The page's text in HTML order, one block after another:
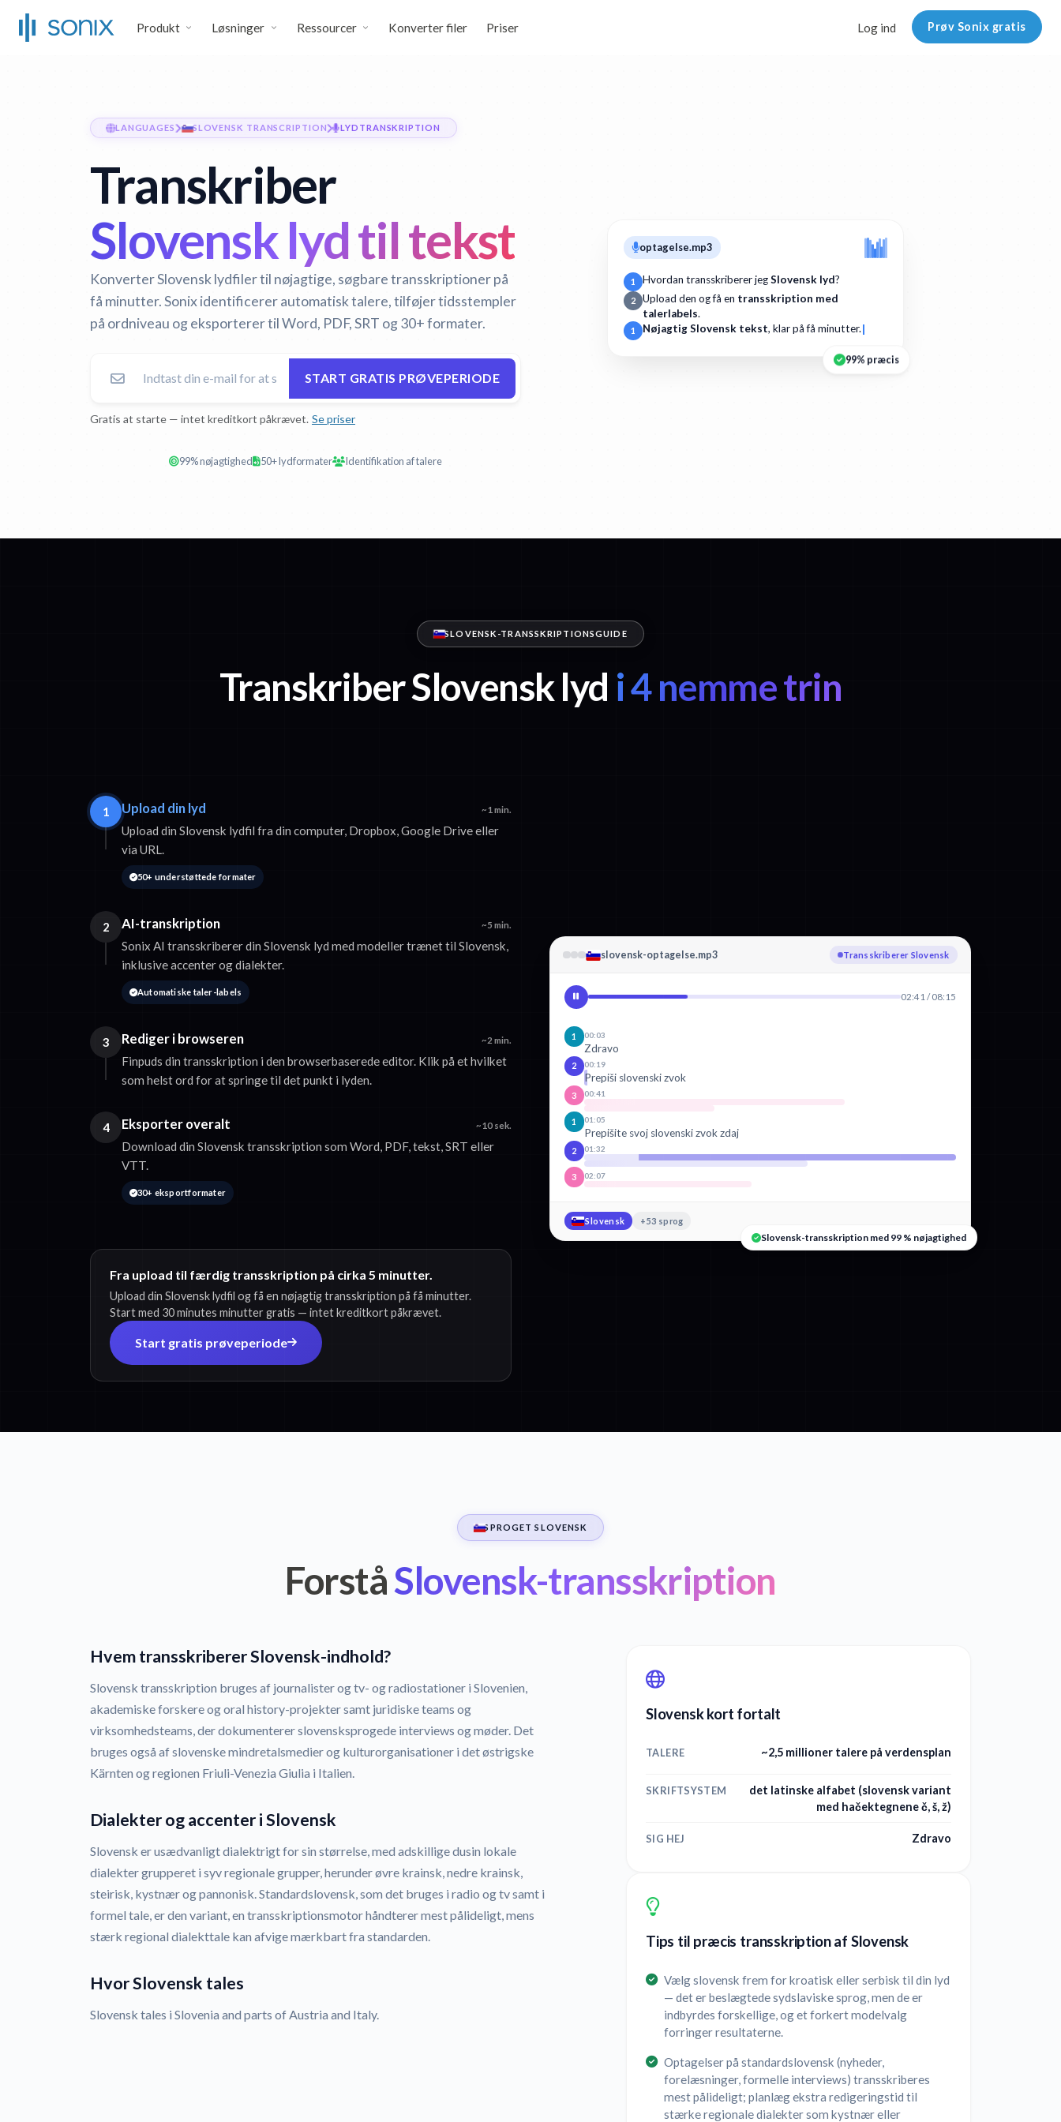
Produkt Løsninger Ressourcer Konverter filer Priser Log ind Prøv Sonix gratis
LANGUAGES SLOVENSK TRANSCRIPTION LYDTRANSKRIPTION
Transkriber
Slovensk lyd til tekst
Konverter Slovensk lydfiler til nøjagtige, søgbare transskriptioner på
få minutter. Sonix identificerer automatisk talere, tilføjer tidsstempler
på ordniveau og eksporterer til Word, PDF, SRT og 30+ formater.
START GRATIS PRØVEPERIODE
Gratis at starte — intet kreditkort påkrævet. Se priser
99% nøjagtighed 50+ lydformater Identifikation af talere
optagelse.mp3
1 Hvordan transskriberer jegSlovensk lyd?
2 Upload den og få en transskription med
talerlabels.
1 Nøjagtig Slovensk tekst, klar på få minutter.
99% præcis
SLOVENSK-TRANSSKRIPTIONSGUIDE
Transkriber Slovensk lyd i 4 nemme trin
1 Upload din lyd ~1 min.
Upload din Slovensk lydfil fra din computer, Dropbox, Google Drive eller
via URL.
50+ understøttede formater
2 AI-transkription ~5 min.
Sonix AI transskriberer din Slovensk lyd med modeller trænet til Slovensk,
inklusive accenter og dialekter.
Automatiske taler-labels
3 Rediger i browseren ~2 min.
Finpuds din transskription i den browserbaserede editor. Klik på et hvilket
som helst ord for at springe til det punkt i lyden.
4 Eksporter overalt ~10 sek.
Download din Slovensk transskription som Word, PDF, tekst, SRT eller
VTT.
30+ eksportformater
Fra upload til færdig transskription på cirka 5 minutter.
Upload din Slovensk lydfil og få en nøjagtig transskription på få minutter.
Start med 30 minutes minutter gratis — intet kreditkort påkrævet.
Start gratis prøveperiode
slovensk-optagelse.mp3 Transskriberer Slovensk
02:41 / 08:15
1 00:03
Zdravo
2 00:19
Prepiši slovenski zvok
3 00:41
1 01:05
Prepišite svoj slovenski zvok zdaj
2 01:32
3 02:07
Slovensk +53 sprog
Slovensk-transskription med 99 % nøjagtighed
SPROGET SLOVENSK
ForståSlovensk-transskription
Hvem transskriberer Slovensk-indhold?
Slovensk transskription bruges af journalister og tv- og radiostationer i Slovenien,
akademiske forskere og oral history-projekter samt juridiske teams og
virksomhedsteams, der dokumenterer slovensksprogede interviews og møder. Det
bruges også af slovenske mindretalsmedier og kulturorganisationer i det østrigske
Kärnten og regionen Friuli-Venezia Giulia i Italien.
Dialekter og accenter i Slovensk
Slovensk er usædvanligt dialektrigt for sin størrelse, med adskillige dusin lokale
dialekter grupperet i syv regionale grupper, herunder øvre krainsk, nedre krainsk,
steirisk, kystnær og pannonisk. Standardslovensk, som det bruges i radio og tv samt i
formel tale, er den variant, en transskriptionsmotor håndterer mest pålideligt, mens
stærk regional dialekttale kan afvige mærkbart fra standarden.
Hvor Slovensk tales
Slovensk tales i Slovenia and parts of Austria and Italy.
Slovensk kort fortalt
TALERE ~2,5 millioner talere på verdensplan
SKRIFTSYSTEM
det latinske alfabet (slovensk variant
med hačektegnene č, š, ž)
SIG HEJ Zdravo
Tips til præcis transskription af Slovensk
Vælg slovensk frem for kroatisk eller serbisk til din lyd
— det er beslægtede sydslaviske sprog, men de er
indbyrdes forskellige, og et forkert modelvalg
forringer resultaterne.
Optagelser på standardslovensk (nyheder,
forelæsninger, formelle interviews) transskriberes
mest pålideligt; planlæg ekstra redigeringstid til
stærke regionale dialekter som kystnær eller